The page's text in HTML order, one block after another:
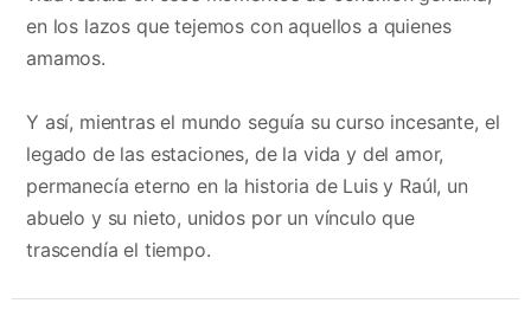
en los lazos que tejemos con aquellos a quienes
amamos.
Y así, mientras el mundo seguía su curso incesante, el
legado de las estaciones, de la vida y del amor,
permanecía eterno en la historia de Luis y Raúl, un
abuelo y su nieto, unidos por un vínculo que
trascendía el tiempo.